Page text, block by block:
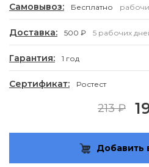
Самовывоз: Бесплатно
Доставка: 500 ₽ 5 рабочих
Гарантия: 1 год
Сертификат: Ростест
213 ₽
Добавить